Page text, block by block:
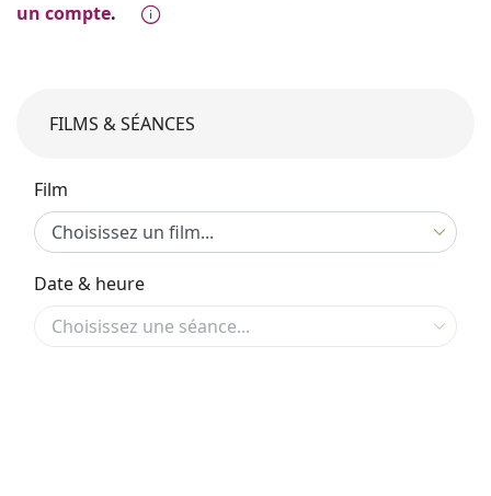
un compte.
FILMS & SÉANCES
Film
Date & heure